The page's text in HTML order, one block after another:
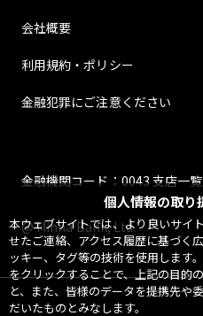
個人情報の取り
本ウェブサイトでは、より良いサイ
せたご連絡、アクセス履歴に基づく
ッキー、タグ等の技術を使用します
をクリックすることで、上記の目的
と、また、皆様のデータを提携先や
だいたものとみなします。
会社概要
利用規約・ポリシー
金融犯罪にご注意ください
金融機関コード：0043 支店一覧
@ Minna Bank, Ltd.